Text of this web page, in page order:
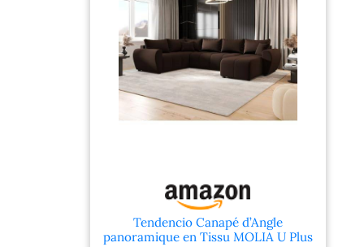
Tendencio Canapé d’Angle
panoramique en Tissu MOLIA U Plus